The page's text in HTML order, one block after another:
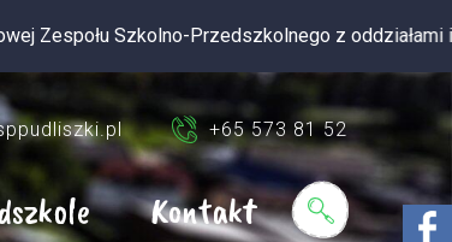
Szkolno-Przedszkolnego z oddziałami
+65 573 81 52
Kontakt